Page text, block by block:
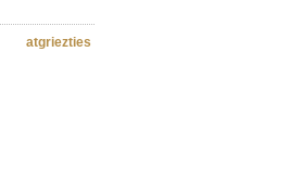
atgriezties